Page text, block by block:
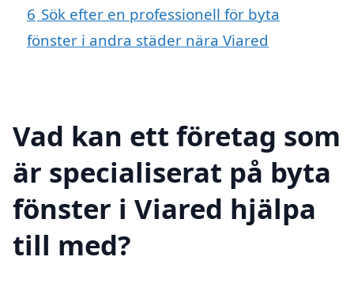
6 Sök efter en professionell för byta
fönster i andra städer nära Viared
Vad kan ett företag som
är specialiserat på byta
fönster i Viared hjälpa
till med?